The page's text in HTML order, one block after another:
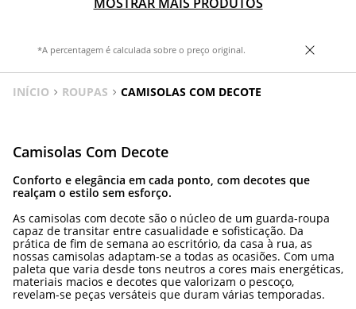
*A percentagem é calculada sobre o preço original.
INÍCIO ROUPAS CAMISOLAS COM DECOTE
Camisolas Com Decote
Conforto e elegância em cada ponto, com decotes que
realçam o estilo sem esforço.
As camisolas com decote são o núcleo de um guarda-roupa
capaz de transitar entre casualidade e sofisticação. Da
prática de fim de semana ao escritório, da casa à rua, as
nossas camisolas adaptam-se a todas as ocasiões. Com uma
paleta que varia desde tons neutros a cores mais energéticas,
materiais macios e decotes que valorizam o pescoço,
revelam-se peças versáteis que duram várias temporadas.